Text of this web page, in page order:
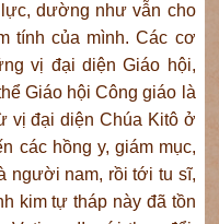
dường như vẫn cho
tính của mình. Các cơ
vị đại diện Giáo hội,
Giáo hội Công giáo là
vị đại diện Chúa Kitô ở
các hồng y, giám mục,
người nam, rồi tới tu sĩ,
kim tự tháp này đã tồn